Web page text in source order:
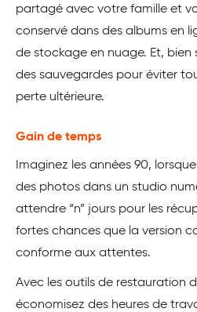
partagé avec votre famille et
conservé dans des albums en
de stockage en nuage. Et, bien
des sauvegardes pour éviter
perte ultérieure.
Gain de temps
Imaginez les années 90,
des photos dans un studio
attendre “n” jours pour les
fortes chances que la version
conforme aux attentes.
Avec les outils de restauration
économisez des heures de